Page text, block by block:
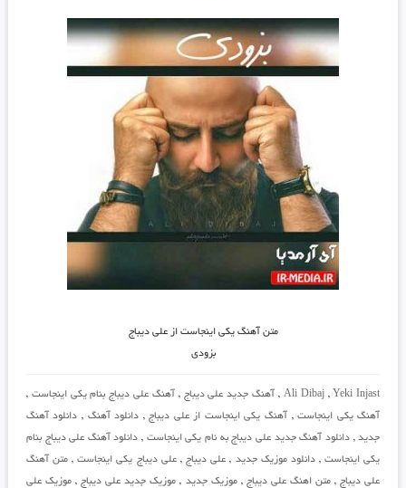
متن آهنگ یکی اینجاست از علی دیباج
بزودی
Ali Dibaj, Yeki Injast
, آهنگ جدید علی دیباج , آهنگ علی دیباج بنام یکی اینجاست ,
آهنگ یکی اینجاست, آهنگ یکی اینجاست از علی دیباج, دانلود آهنگ , دانلود آهنگ
جدید,دانلود آهنگ جدید علی دیباج به نام یکی اینجاست , دانلود آهنگ علی دیباج بنام
یکی اینجاست,دانلود موزیک جدید , علی دیباج,علی دیباج یکی اینجاست, متن آهنگ
علی دیباج,متن اهنگ علی دیباج ,موزیک جدید , موزیک جدید علی دیباج,موزیک علی